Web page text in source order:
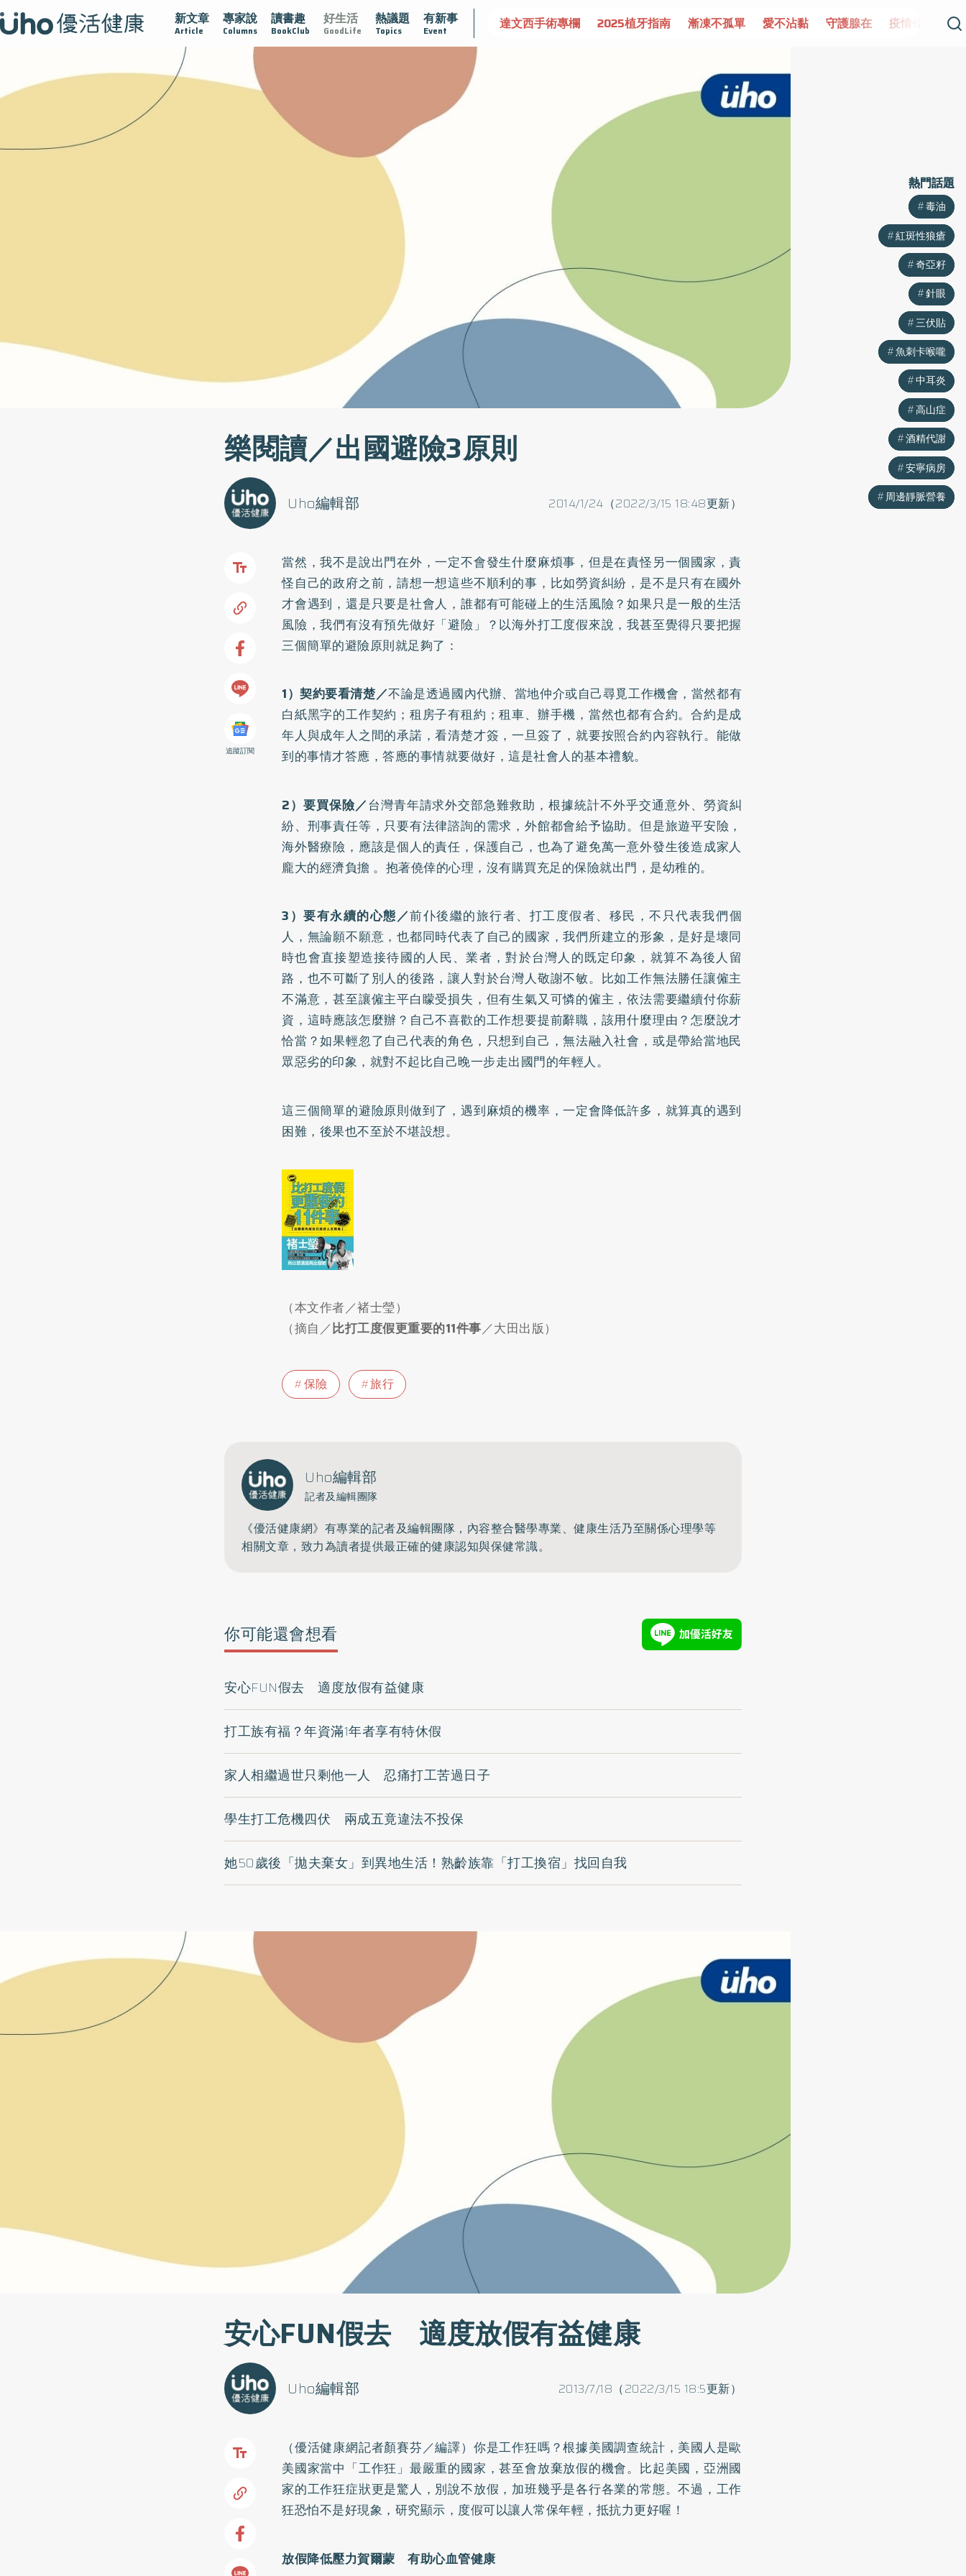
新文章
Article
專家說
Columns
讀書趣
BookClub
好生活
GoodLife
熱議題
Topics
有新事
Event
疫情保衛戰 再生醫學 愛的未來視 認識攝護腺肥大 守護骨骼健康 達文西手術專欄 2025植牙指南 漸凍不孤單 愛不沾黏 守護腺在 疫情保衛戰 再生醫學
樂閱讀／出國避險3原則
2014/1/24（2022/3/15 18:48更新）
Uho編輯部
追蹤訂閱
當然，我不是說出門在外，一定不會發生什麼麻煩事，但是在責怪另一個國家，責
怪自己的政府之前，請想一想這些不順利的事，比如勞資糾紛，是不是只有在國外
才會遇到，還是只要是社會人，誰都有可能碰上的生活風險？如果只是一般的生活
風險，我們有沒有預先做好「避險」？以海外打工度假來說，我甚至覺得只要把握
三個簡單的避險原則就足夠了：
1）契約要看清楚／不論是透過國內代辦、當地仲介或自己尋覓工作機會，當然都有
白紙黑字的工作契約；租房子有租約；租車、辦手機，當然也都有合約。合約是成
年人與成年人之間的承諾，看清楚才簽，一旦簽了，就要按照合約內容執行。能做
到的事情才答應，答應的事情就要做好，這是社會人的基本禮貌。
2）要買保險／台灣青年請求外交部急難救助，根據統計不外乎交通意外、勞資糾
紛、刑事責任等，只要有法律諮詢的需求，外館都會給予協助。但是旅遊平安險，
海外醫療險，應該是個人的責任，保護自己，也為了避免萬一意外發生後造成家人
龐大的經濟負擔 。抱著僥倖的心理，沒有購買充足的保險就出門，是幼稚的。
3）要有永續的心態／前仆後繼的旅行者、打工度假者、移民，不只代表我們個
人，無論願不願意，也都同時代表了自己的國家，我們所建立的形象，是好是壞同
時也會直接塑造接待國的人民、業者，對於台灣人的既定印象，就算不為後人留
路，也不可斷了別人的後路，讓人對於台灣人敬謝不敏。比如工作無法勝任讓僱主
不滿意，甚至讓僱主平白矇受損失，但有生氣又可憐的僱主，依法需要繼續付你薪
資，這時應該怎麼辦？自己不喜歡的工作想要提前辭職，該用什麼理由？怎麼說才
恰當？如果輕忽了自己代表的角色，只想到自己，無法融入社會，或是帶給當地民
眾惡劣的印象，就對不起比自己晚一步走出國門的年輕人。
這三個簡單的避險原則做到了，遇到麻煩的機率，一定會降低許多，就算真的遇到
困難，後果也不至於不堪設想。
（本文作者／褚士瑩）
（摘自／比打工度假更重要的11件事／大田出版）
保險 旅行
Uho編輯部
記者及編輯團隊
《優活健康網》有專業的記者及編輯團隊，內容整合醫學專業、健康生活乃至關係心理學等
相關文章，致力為讀者提供最正確的健康認知與保健常識。
你可能還會想看
安心FUN假去 適度放假有益健康
打工族有福？年資滿1年者享有特休假
家人相繼過世只剩他一人 忍痛打工苦過日子
學生打工危機四伏 兩成五竟違法不投保
她50歲後「拋夫棄女」到異地生活！熟齡族靠「打工換宿」找回自我
熱門話題
毒油
紅斑性狼瘡
奇亞籽
針眼
三伏貼
魚刺卡喉嚨
中耳炎
高山症
酒精代謝
安寧病房
周邊靜脈營養
安心FUN假去 適度放假有益健康
2013/7/18（2022/3/15 18:5更新）
Uho編輯部
（優活健康網記者顏賽芬／編譯）你是工作狂嗎？根據美國調查統計，美國人是歐
美國家當中「工作狂」最嚴重的國家，甚至會放棄放假的機會。比起美國，亞洲國
家的工作狂症狀更是驚人，別說不放假，加班幾乎是各行各業的常態。不過，工作
狂恐怕不是好現象，研究顯示，度假可以讓人常保年輕，抵抗力更好喔！
放假降低壓力賀爾蒙 有助心血管健康
熱門話題
毒油
紅斑性狼瘡
奇亞籽
針眼
三伏貼
魚刺卡喉嚨
中耳炎
高山症
酒精代謝
安寧病房
周邊靜脈營養